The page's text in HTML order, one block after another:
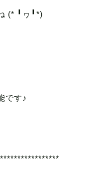
(* ╹ヮ╹*)
です♪